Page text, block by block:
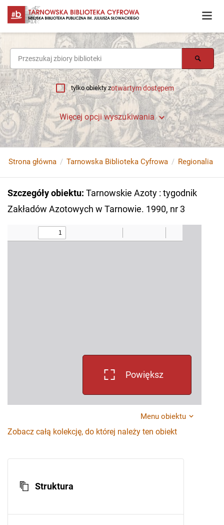
tylko obiekty zotwartym dostępem
Więcej opcji wyszukiwania
Strona główna Tarnowska Biblioteka Cyfrowa Regionalia
Szczegóły obiektu: Tarnowskie Azoty : tygodnik
Zakładów Azotowych w Tarnowie. 1990, nr 3
Powiększ
Menu obiektu
Zobacz całą kolekcję, do której należy ten obiekt
Struktura